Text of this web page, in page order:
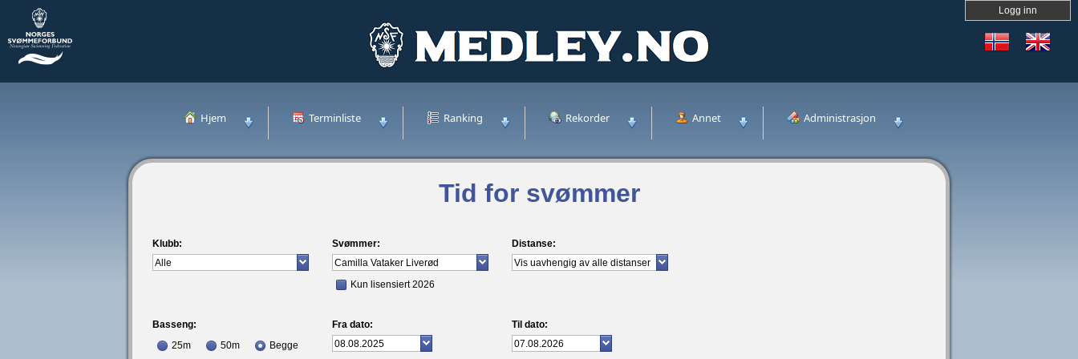
Logg inn
Hjem Terminliste Ranking Rekorder Annet Administrasjon
Tid for svømmer
Klubb: Svømmer:
Kun lisensiert 2026
Distanse:
Basseng:
25m
50m Begge
Fra dato: Til dato: